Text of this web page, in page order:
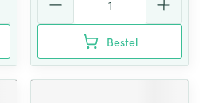
Bestel